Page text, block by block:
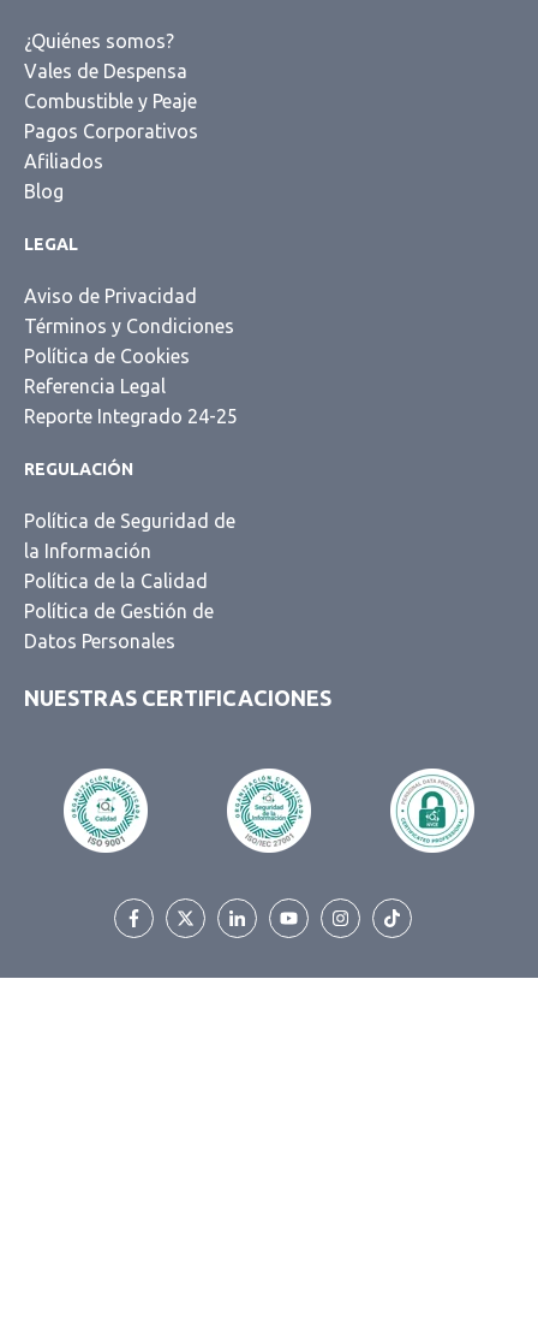
¿Quiénes somos?
Vales de Despensa
Combustible y Peaje
Pagos Corporativos
Afiliados
Blog
LEGAL
Aviso de Privacidad
Términos y Condiciones
Política de Cookies
Referencia Legal
Reporte Integrado 24-25
REGULACIÓN
Política de Seguridad de
la Información
Política de la Calidad
Política de Gestión de
Datos Personales
NUESTRAS CERTIFICACIONES